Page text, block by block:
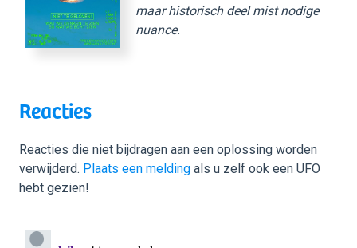
maar historisch deel mist nodige
nuance.
Reacties
Reacties die niet bijdragen aan een oplossing worden
verwijderd. Plaats een melding als u zelf ook een UFO
hebt gezien!